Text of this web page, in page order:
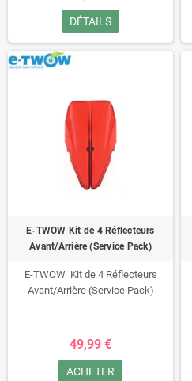
DÉTAILS
E-TWOW Kit de 4 Réflecteurs
Avant/Arrière (Service Pack)
E-TWOW Kit de 4 Réflecteurs
Avant/Arrière (Service Pack)
49,99 €
ACHETER